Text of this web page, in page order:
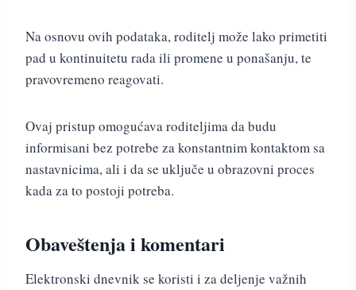
Na osnovu ovih podataka, roditelj može lako primetiti
pad u kontinuitetu rada ili promene u ponašanju, te
pravovremeno reagovati.
Ovaj pristup omogućava roditeljima da budu
informisani bez potrebe za konstantnim kontaktom sa
nastavnicima, ali i da se uključe u obrazovni proces
kada za to postoji potreba.
Obaveštenja i komentari
Elektronski dnevnik se koristi i za deljenje važnih